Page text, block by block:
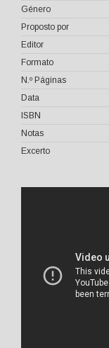
Género
Proposto por
Editor
Formato
N.º Páginas
Data
ISBN
Notas
Excerto